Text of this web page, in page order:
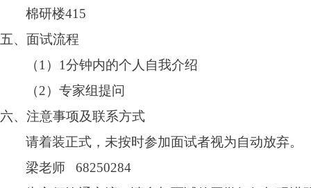
棉研楼415
五、面试流程
（1 ） 1分钟内的个人自我介绍
（2）专家组提问
六、注意事项及联系方式
请着装正式，未按时参加面试者视为自动放弃。
梁老师 68250284